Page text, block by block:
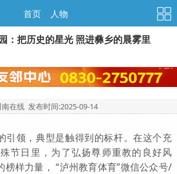
首页 人物
：把历史的星光 照进彝乡的晨雾里
南在线 发布时间:2025-09-14
引领，典型是触得到的标杆。在这个充
节日里，为了弘扬尊师重教的良好风
榜样力量， “泸州教育体育”微信公众号/